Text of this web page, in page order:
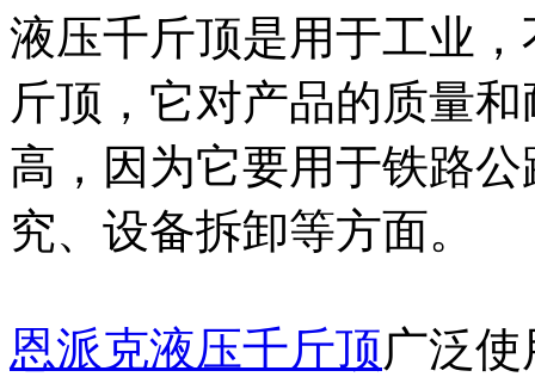
液压千斤顶是用于工业
斤顶，它对产品的质量
高，因为它要用于铁路
究、设备拆卸等方面。
恩派克液压千斤顶广泛